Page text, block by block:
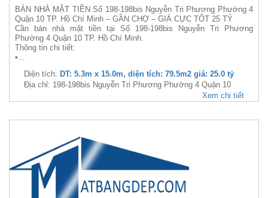
BÁN NHÀ MẶT TIỀN Số 198-198bis Nguyễn Tri Phương Phường 4
Quận 10 TP. Hồ Chí Minh – GẦN CHỢ – GIÁ CỰC TỐT 25 TỶ
Cần bán nhà mặt tiền tại Số 198-198bis Nguyễn Tri Phương
Phường 4 Quận 10 TP. Hồ Chí Minh.
Thông tin chi tiết:
•...
Diện tích: DT: 5.3m x 15.0m, diện tích: 79.5m2 giá: 25.0 tỷ
Địa chỉ: 198-198bis Nguyễn Tri Phương Phường 4 Quận 10
Xem chi tiết